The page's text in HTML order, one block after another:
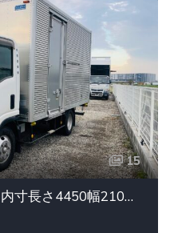
15
いすゞ エルフ アルミバン 内寸長さ4450幅2100高2170